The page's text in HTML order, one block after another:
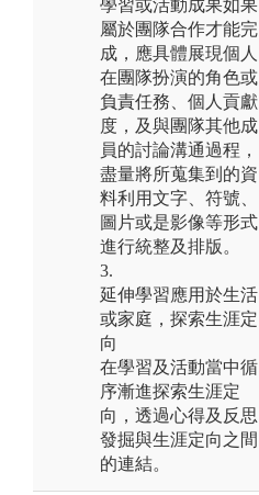
學習或活動成果如果
屬於團隊合作才能完
成，應具體展現個人
在團隊扮演的角色或
負責任務、個人貢獻
度，及與團隊其他成
員的討論溝通過程，
盡量將所蒐集到的資
料利用文字、符號、
圖片或是影像等形式
進行統整及排版。
3.
延伸學習應用於生活
或家庭，探索生涯定
向
在學習及活動當中循
序漸進探索生涯定
向，透過心得及反思
發掘與生涯定向之間
的連結。